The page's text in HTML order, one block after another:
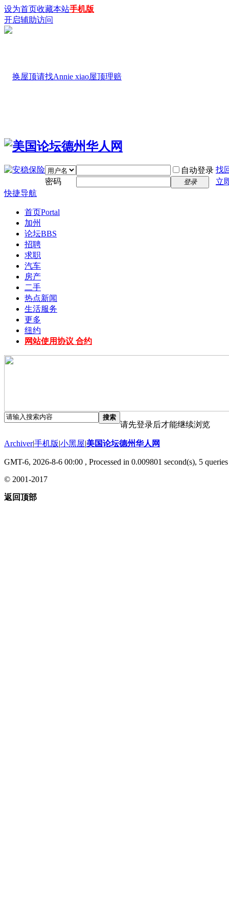
设为首页收藏本站手机版
开启辅助访问
自动登录 找
密码
登录
立
快捷导航
首页Portal
加州
论坛BBS
招聘
求职
汽车
房产
二手
热点新闻
生活服务
更多
纽约
网站使用协议 合约
搜索
请先登录后才能继续浏览
Archiver|手机版|小黑屋|美国论坛德州华人网
GMT-6, 2026-8-6 00:00 , Processed in 0.009801 second(s), 5
© 2001-2017
返回顶部